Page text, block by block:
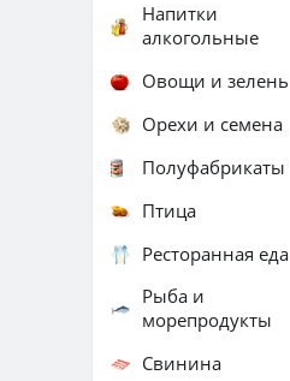
Напитки
алкогольные
Овощи и зелень
Орехи и семена
Полуфабрикаты
Птица
Ресторанная еда
Рыба и
морепродукты
Свинина